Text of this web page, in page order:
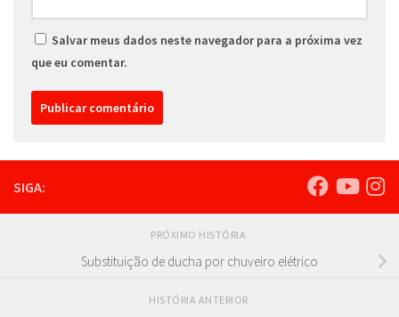
Salvar meus dados neste navegador para a próxima vez
que eu comentar.
SIGA:
PRÓXIMO HISTÓRIA
Substituição de ducha por chuveiro elétrico
HISTÓRIA ANTERIOR